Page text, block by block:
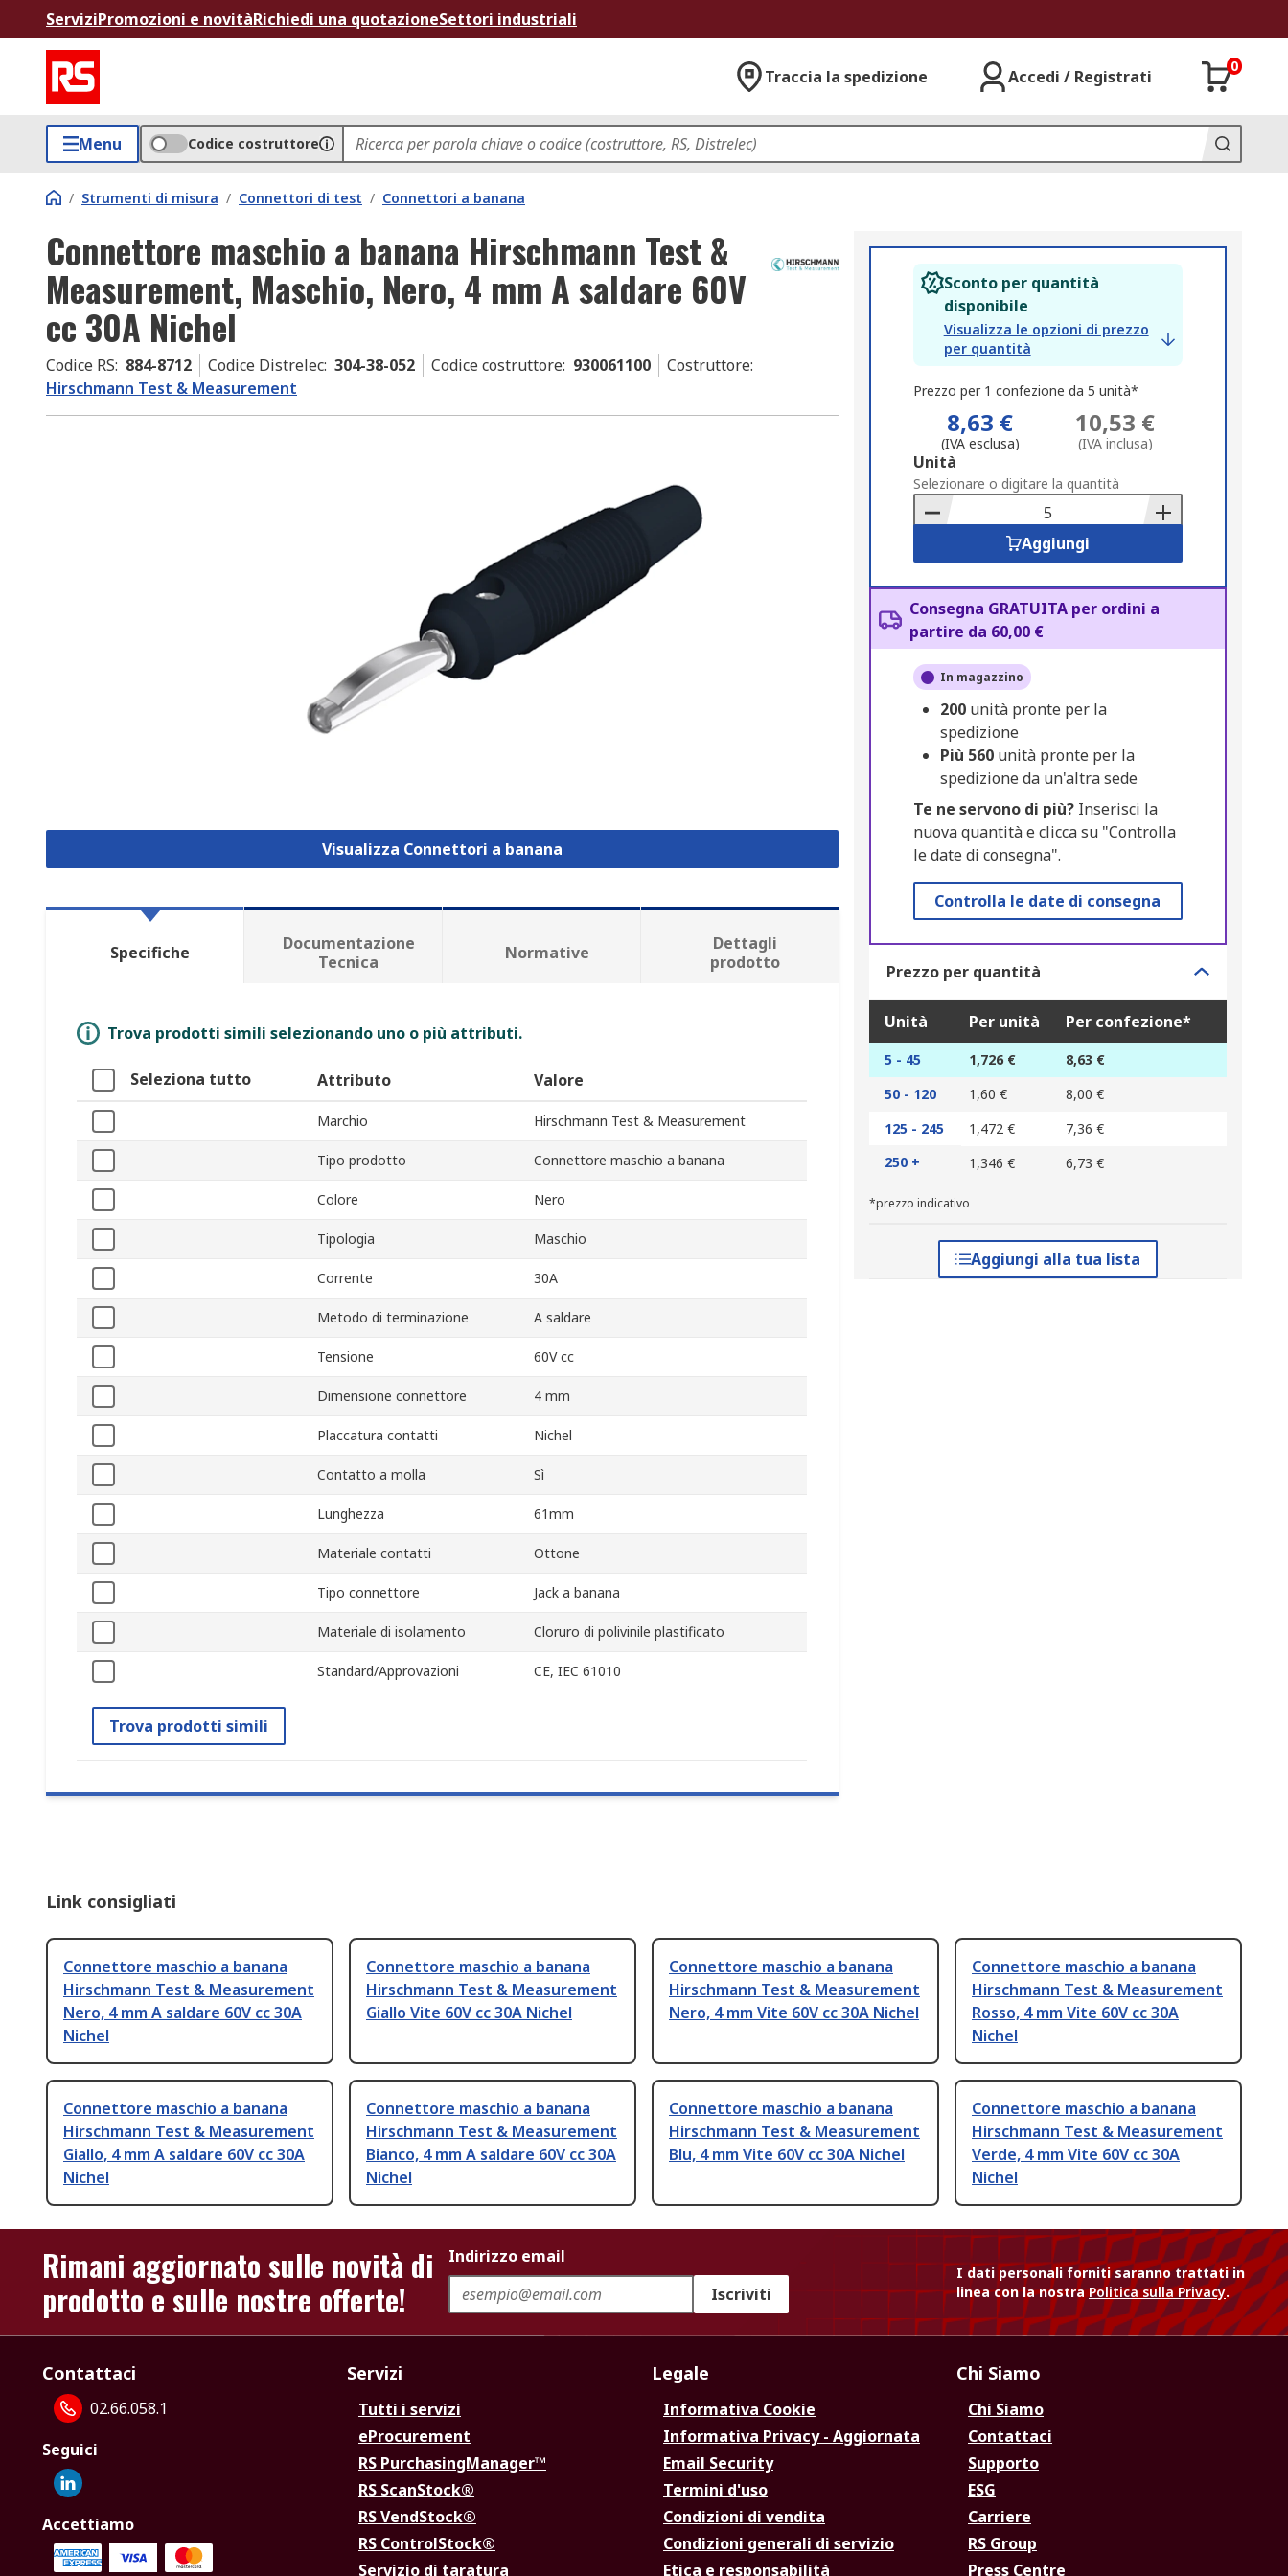
ServiziPromozioni e novitàRichiedi una quotazioneSettori industriali
Traccia la spedizione Accedi / Registrati
0
Menu Codice costruttore
/ Strumenti di misura / Connettori di test / Connettori a banana
Connettore maschio a banana Hirschmann Test &
Measurement, Maschio, Nero, 4 mm A saldare 60V
cc 30A Nichel
Codice RS: 884-8712 Codice Distrelec: 304-38-052 Codice costruttore: 930061100 Costruttore:
Hirschmann Test & Measurement
Visualizza Connettori a banana
Sconto per quantità
disponibile
Visualizza le opzioni di prezzo
per quantità
Prezzo per 1 confezione da 5 unità*
8,63 €
(IVA esclusa)
10,53 €
(IVA inclusa)
Add
to
Basket
Unità
Selezionare o digitare la quantità
Aggiungi
Consegna GRATUITA per ordini a
partire da 60,00 €
In magazzino
200 unità pronte per la
spedizione
Più 560 unità pronte per la
spedizione da un'altra sede
Te ne servono di più?Inserisci la
nuova quantità e clicca su "Controlla
le date di consegna".
Controlla le date di consegna
Prezzo per quantità
Unità Per unità Per confezione*
5 - 45 1,726 €
8,63 €
50 - 120
1,60 €
8,00 €
125 - 245
1,472 €
7,36 €
250 +
1,346 € 6,73 €
*prezzo indicativo
Aggiungi alla tua lista
Specifiche
Documentazione
Tecnica
Normative
Dettagli
prodotto
Trova prodotti simili selezionando uno o più attributi.
Seleziona tutto Attributo Valore
Marchio Hirschmann Test & Measurement
Tipo prodotto Connettore maschio a banana
Colore Nero
Tipologia Maschio
Corrente 30A
Metodo di terminazione A saldare
Tensione 60V cc
Dimensione connettore 4 mm
Placcatura contatti Nichel
Contatto a molla Sì
Lunghezza 61mm
Materiale contatti Ottone
Tipo connettore Jack a banana
Materiale di isolamento Cloruro di polivinile plastificato
Standard/Approvazioni CE, IEC 61010
Trova prodotti simili
Link consigliati
Connettore maschio a banana
Hirschmann Test & Measurement
Nero, 4 mm A saldare 60V cc 30A
Nichel
Connettore maschio a banana
Hirschmann Test & Measurement
Giallo Vite 60V cc 30A Nichel
Connettore maschio a banana
Hirschmann Test & Measurement
Nero, 4 mm Vite 60V cc 30A Nichel
Connettore maschio a banana
Hirschmann Test & Measurement
Rosso, 4 mm Vite 60V cc 30A
Nichel
Connettore maschio a banana
Hirschmann Test & Measurement
Giallo, 4 mm A saldare 60V cc 30A
Nichel
Connettore maschio a banana
Hirschmann Test & Measurement
Bianco, 4 mm A saldare 60V cc 30A
Nichel
Connettore maschio a banana
Hirschmann Test & Measurement
Blu, 4 mm Vite 60V cc 30A Nichel
Connettore maschio a banana
Hirschmann Test & Measurement
Verde, 4 mm Vite 60V cc 30A
Nichel
Rimani aggiornato sulle novità di
prodotto e sulle nostre offerte!
Indirizzo email
Iscriviti
I dati personali forniti saranno trattati in
linea con la nostraPolitica sulla Privacy.
Contattaci
02.66.058.1
Seguici
Accettiamo
Servizi
Tutti i servizi
eProcurement
RS PurchasingManager™
RS ScanStock®
RS VendStock®
RS ControlStock®
Servizio di taratura
Legale
Informativa Cookie
Informativa Privacy - Aggiornata
Email Security
Termini d'uso
Condizioni di vendita
Condizioni generali di servizio
Etica e responsabilità
Chi Siamo
Chi Siamo
Contattaci
Supporto
ESG
Carriere
RS Group
Press Centre